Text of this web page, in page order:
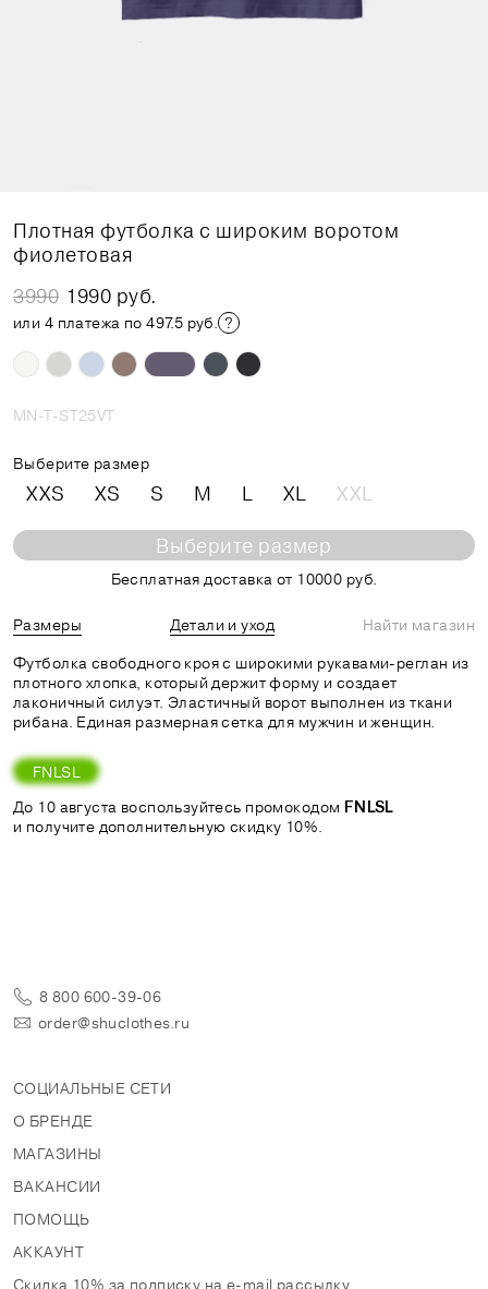
Плотная футболка с широким воротом
фиолетовая
3990 1990 руб.
или 4 платежа по 497.5 руб.
MN-T-ST25VT
Выберите размер
XXS XS S M L XL XXL
Выберите размер
Бесплатная доставка от 10000 руб.
Размеры Детали и уход
Найти магазин
Футболка свободного кроя с широкими рукавами-реглан из
плотного хлопка, который держит форму и создает
лаконичный силуэт. Эластичный ворот выполнен из ткани
рибана. Единая размерная сетка для мужчин и женщин.
FNLSL
До 10 августа воспользуйтесь промокодом FNLSL
и получите дополнительную скидку 10%.
8 800 600-39-06
order@shuclothes.ru
СОЦИАЛЬНЫЕ СЕТИ
О БРЕНДЕ
МАГАЗИНЫ
ВАКАНСИИ
ПОМОЩЬ
АККАУНТ
Скидка 10% за подписку на e-mail рассылку